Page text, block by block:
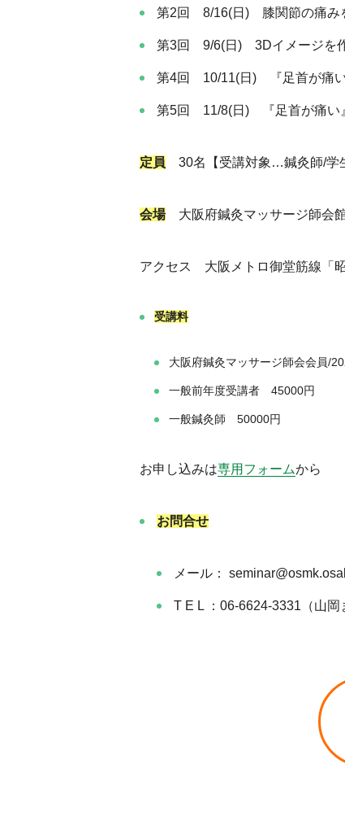
第2回 8/16(日) 膝関節の痛み
第3回 9/6(日) 3Dイメージを作
第4回 10/11(日) 『足首が痛い
第5回 11/8(日) 『足首が痛い
定員 30名【受講対象…鍼灸師/学
会場大阪府鍼灸マッサージ師会
アクセス 大阪メトロ御堂筋線「
受講料
大阪府鍼灸マッサージ師会会員/
一般前年度受講者 45000円
一般鍼灸師 50000円
お申し込みは専用フォームから
お問合せ
メール：
T E L ：06-6624-3331（山岡